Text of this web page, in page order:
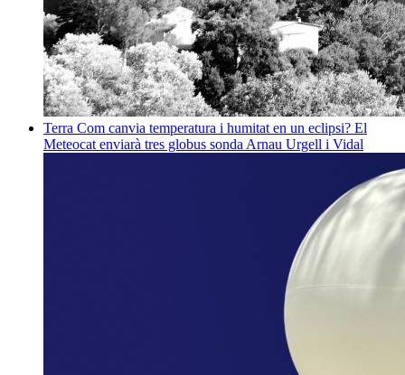
Terra Com canvia temperatura i humitat en un eclipsi? El
Meteocat enviarà tres globus sonda Arnau Urgell i Vidal